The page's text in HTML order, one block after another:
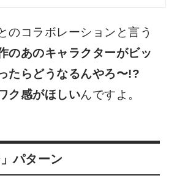
のコラボレーションと言う
のあのキャラクターがビッ
たらどうなるんやろ〜!?
ク感がほしいんですよ。
パターン